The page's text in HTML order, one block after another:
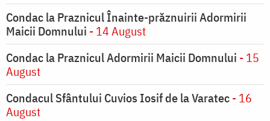
Condac la Praznicul Înainte-prăznuirii Adormirii
Maicii Domnului - 14 August
Condac la Praznicul Adormirii Maicii Domnului - 15
August
Condacul Sfântului Cuvios Iosif de la Varatec- 16
August